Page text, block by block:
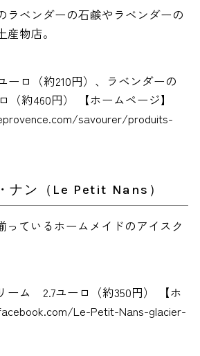
ラベンダーの石鹸やラベンダーの
物店。
ーロ（約210円）、ラベンダーの
約460円） 【ホームページ】
savourer/produits-
ナン（Le Petit Nans）
っているホームメイドのアイスク
ーム 2.7ユーロ（約350円） 【ホ
Le-Petit-Nans-glacier-